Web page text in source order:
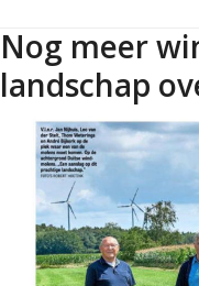
Nog meer
landschap